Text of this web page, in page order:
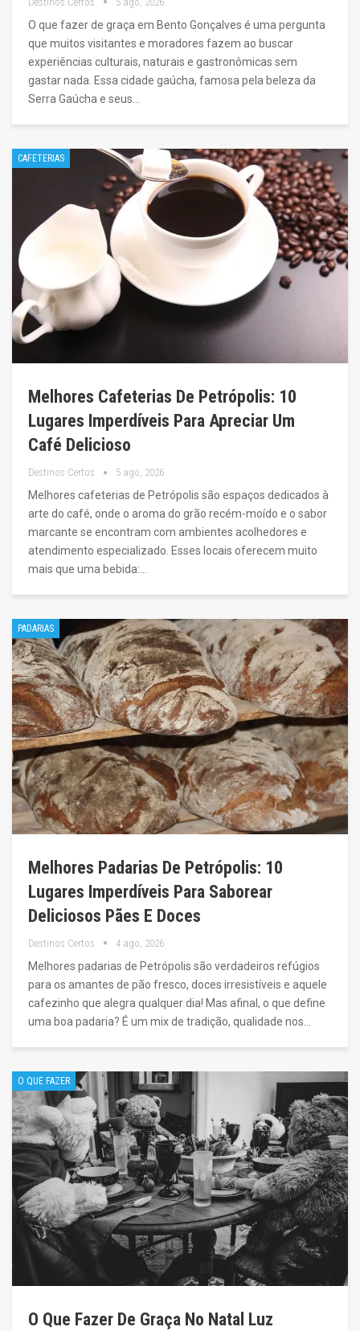
O que fazer de graça em Bento Gonçalves é uma pergunta
que muitos visitantes e moradores fazem ao buscar
experiências culturais, naturais e gastronômicas sem
gastar nada. Essa cidade gaúcha, famosa pela beleza da
Serra Gaúcha e seus…
CAFETERIAS
Melhores Cafeterias De Petrópolis: 10
Lugares Imperdíveis Para Apreciar Um
Café Delicioso
Destinos Certos 5 ago, 2026
Melhores cafeterias de Petrópolis são espaços dedicados à
arte do café, onde o aroma do grão recém-moído e o sabor
marcante se encontram com ambientes acolhedores e
atendimento especializado. Esses locais oferecem muito
mais que uma bebida:…
PADARIAS
Melhores Padarias De Petrópolis: 10
Lugares Imperdíveis Para Saborear
Deliciosos Pães E Doces
Destinos Certos 4 ago, 2026
Melhores padarias de Petrópolis são verdadeiros refúgios
para os amantes de pão fresco, doces irresistíveis e aquele
cafezinho que alegra qualquer dia! Mas afinal, o que define
uma boa padaria? É um mix de tradição, qualidade nos…
O QUE FAZER
O Que Fazer De Graça No Natal Luz